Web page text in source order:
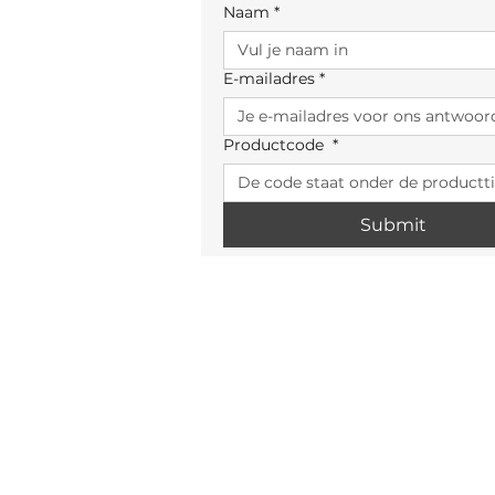
Naam *
E-mailadres *
Productcode *
Submit